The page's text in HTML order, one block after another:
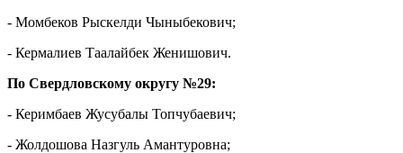
- Момбеков Рыскелди Чыныбекович;
- Кермалиев Таалайбек Женишович.
По Свердловскому округу №29:
- Керимбаев Жусубалы Топчубаевич;
- Жолдошова Назгуль Амантуровна;